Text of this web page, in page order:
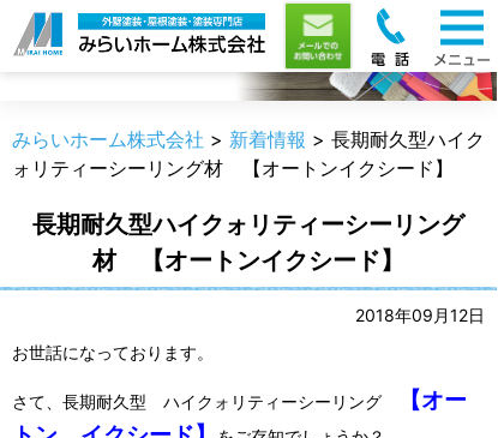
新着情報
みらいホーム株式会社 > 新着情報 > 長期耐久型ハイク
ォリティーシーリング材 【オートンイクシード】
長期耐久型ハイクォリティーシーリング
材 【オートンイクシード】
2018年09月12日
お世話になっております。
さて、長期耐久型 ハイクォリティーシーリング
【オー